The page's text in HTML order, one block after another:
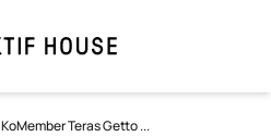
KoMember Teras Getto ...